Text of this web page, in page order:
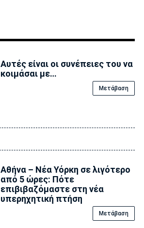
Αυτές είναι οι συνέπειες του να
κοιμάσαι με…
Μετάβαση
Αθήνα – Νέα Υόρκη σε λιγότερο
από 5 ώρες: Πότε
επιβιβαζόμαστε στη νέα
υπερηχητική πτήση
Μετάβαση